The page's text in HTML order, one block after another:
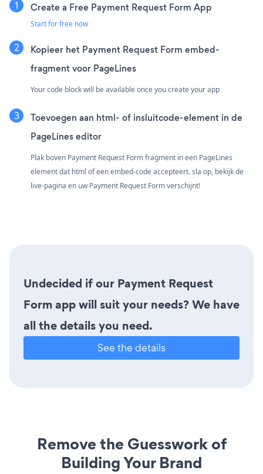
Create a Free Payment Request Form App
Start for free now
Kopieer het Payment Request Form embed-
fragment voor PageLines
Your code block will be available once you create your app
Toevoegen aan html- of insluitcode-element in de
PageLines editor
Plak boven Payment Request Form fragment in een PageLines
element dat html of een embed-code accepteert. sla op, bekijk de
live-pagina en uw Payment Request Form verschijnt!
Undecided if our Payment Request
Form app will suit your needs? We have
all the details you need.
See the details
Remove the Guesswork of
Building Your Brand